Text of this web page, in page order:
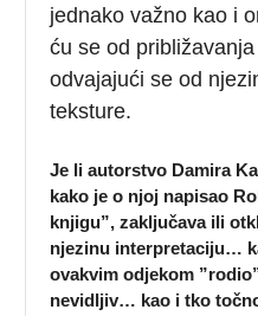
jednako važno kao i
ću se od
odvajajući se od
teksture.
Je li autorstvo Damira
kako je o njoj napisao
knjigu”, zaključava ili
njezinu interpretaciju…
ovakvim odjekom
nevidljiv… kao i tko